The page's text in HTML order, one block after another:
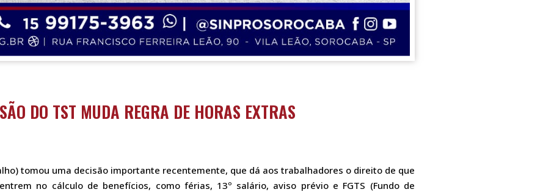
DO TST MUDA REGRA DE HORAS EXTRAS
tomou uma decisão importante recentemente, que dá aos trabalhadores o direito de que
no cálculo de benefícios, como férias, 13º salário, aviso prévio e FGTS (Fundo de